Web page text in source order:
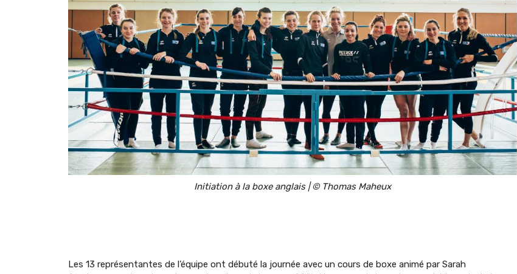
Initiation à la boxe anglais | © Thomas Maheux
Les 13 représentantes de l’équipe ont débuté la journée avec un cours de boxe animé par Sarah